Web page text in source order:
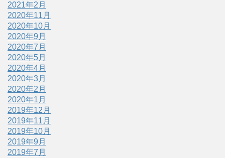
2021年2月
2020年11月
2020年10月
2020年9月
2020年7月
2020年5月
2020年4月
2020年3月
2020年2月
2020年1月
2019年12月
2019年11月
2019年10月
2019年9月
2019年7月